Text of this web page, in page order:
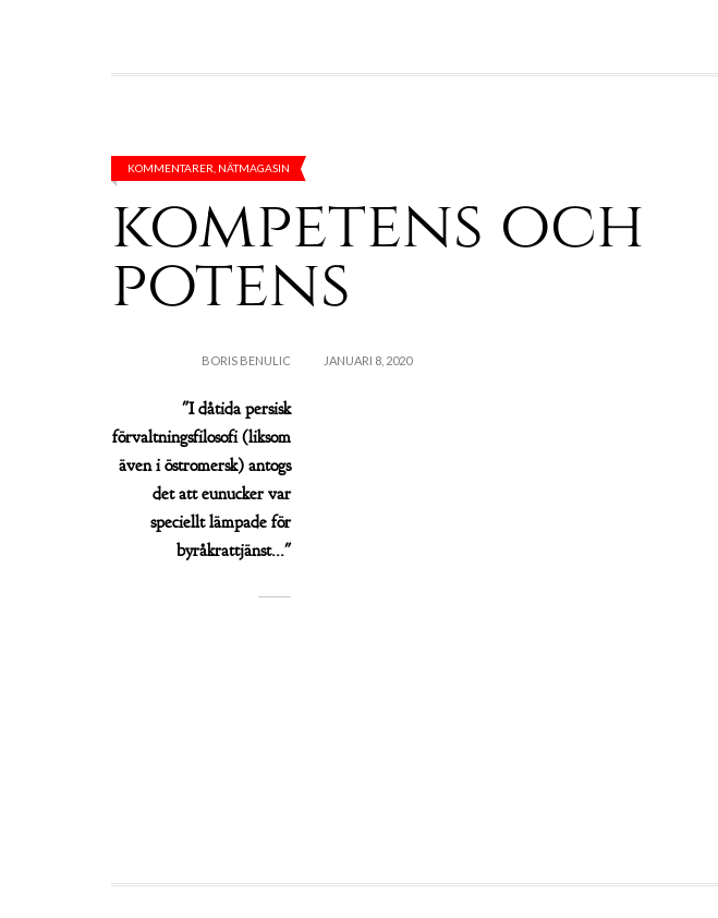
KOMMENTARER NÄTMAGASIN
kompetens och
potens
BORIS BENULIC
"I dåtida persisk
förvaltningsfilosofi (liksom
även i östromersk) antogs
det att eunucker var
speciellt lämpade för
byråkrattjänst..."
JANUARI 8, 2020